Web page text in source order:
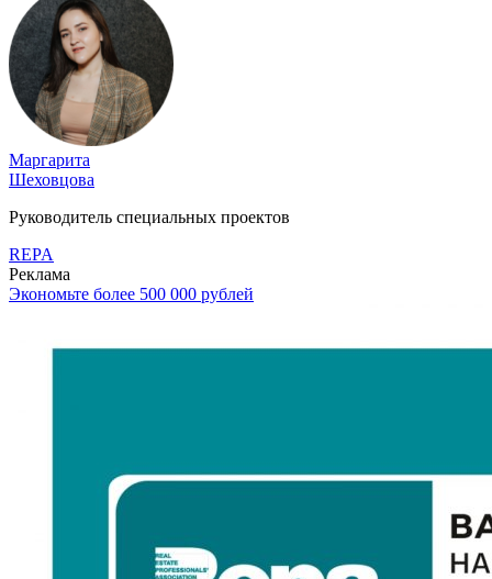
Маргарита
Шеховцова
Руководитель специальных проектов
REPA
Реклама
Экономьте более 500 000 рублей